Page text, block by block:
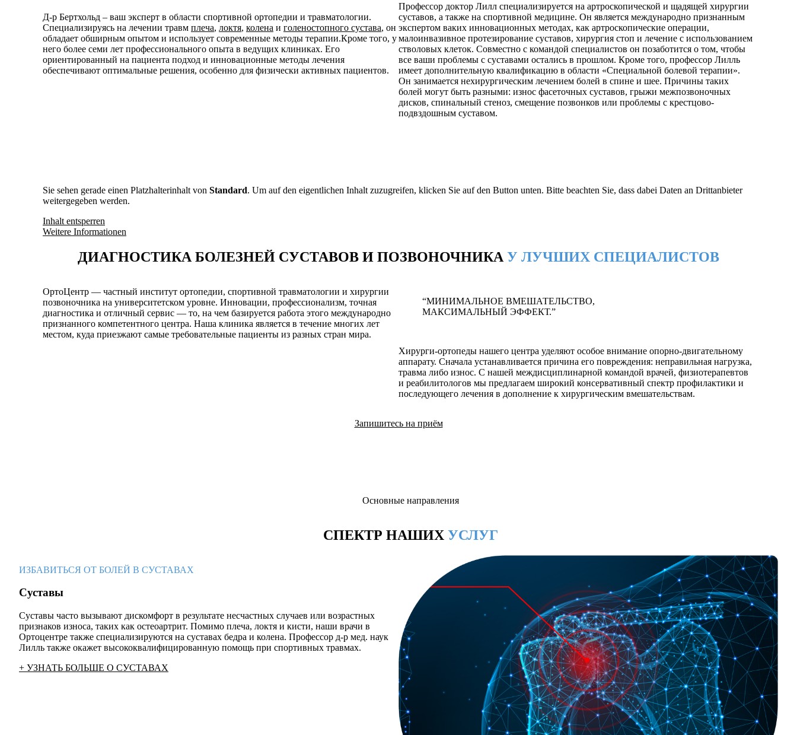
Д-р Бертхольд – ваш эксперт в области спортивной ортопедии и травматологии.
Специализируясь на лечении травм плеча, локтя, колена и голеностопного сустава, он
обладает обширным опытом и использует современные методы терапии.Кроме того, у
него более семи лет профессионального опыта в ведущих клиниках. Его
ориентированный на пациента подход и инновационные методы лечения
обеспечивают оптимальные решения, особенно для физически активных пациентов.
Профессор доктор Лилл специализируется на артроскопической и щадящей хирургии
суставов, а также на спортивной медицине. Он является международно признанным
экспертом ваких инновационных методах, как артроскопические операции,
малоинвазивное протезирование суставов, хирургия стоп и лечение с использованием
стволовых клеток. Совместно с командой специалистов он позаботится о том, чтобы
все ваши проблемы с суставами остались в прошлом. Кроме того, профессор Лилль
имеет дополнительную квалификацию в области «Специальной болевой терапии».
Он занимается нехирургическим лечением болей в спине и шее. Причины таких
болей могут быть разными: износ фасеточных суставов, грыжи межпозвоночных
дисков, спинальный стеноз, смещение позвонков или проблемы с крестцово-
подвздошным суставом.
Sie sehen gerade einen Platzhalterinhalt von Standard. Um auf den eigentlichen Inhalt zuzugreifen, klicken Sie auf den Button unten. Bitte beachten Sie, dass dabei Daten an Drittanbieter
weitergegeben werden.
Inhalt entsperren
Weitere Informationen
ДИАГНОСТИКА БОЛЕЗНЕЙ СУСТАВОВ И ПОЗВОНОЧНИКА У ЛУЧШИХ СПЕЦИАЛИСТОВ
OртоЦентр — частный институт ортопедии, спортивной травматологии и хирургии
позвоночника на университетском уровне. Инновации, профессионализм, точная
диагностика и отличный сервис — то, на чем базируется работа этого международно
признанного компетентного центра. Наша клиника является в течение многих лет
местом, куда приезжают самые требовательные пациенты из разных стран мира.
“МИНИМАЛЬНОЕ ВМЕШАТЕЛЬСТВО,
МАКСИМАЛЬНЫЙ ЭФФЕКТ.”
Хирурги-ортопеды нашего центра уделяют особое внимание опорно-двигательному
аппарату. Сначала устанавливается причина его повреждения: неправильная нагрузка,
травма либо износ. С нашей междисциплинарной командой врачей, физиотерапевтов
и реабилитологов мы предлагаем широкий консервативный спектр профилактики и
последующего лечения в дополнение к хирургическим вмешательствам.
Запишитесь на приём
Основные направления
СПЕКТР НАШИХ УСЛУГ
ИЗБАВИТЬСЯ ОТ БОЛЕЙ В СУСТАВАХ
Cуставы
Суставы часто вызывают дискомфорт в результате несчастных случаев или возрастных
признаков износа, таких как остеоартрит. Помимо плеча, локтя и кисти, наши врачи в
Ортоцентре также специализируются на суставах бедра и колена. Профессор д-р мед. наук
Лилль также окажет высококвалифицированную помощь при спортивных травмах.
+ УЗНАТЬ БОЛЬШЕ О СУСТАВАХ